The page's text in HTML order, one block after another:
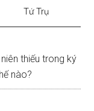
Tứ Trụ
thiếu trong ký
nào?